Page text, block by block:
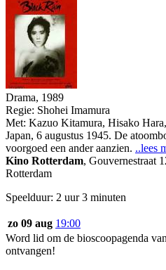
Drama, 1989
Regie: Shohei Imamura
Met: Kazuo Kitamura, Hisako Hara,
Japan, 6 augustus 1945. De
voorgoed een ander aanzien. ..lees
Kino Rotterdam, Gouvernestraat
Rotterdam
Speelduur: 2 uur 3 minuten
zo 09 aug 19:00
Word lid om de bioscoopagenda
ontvangen!